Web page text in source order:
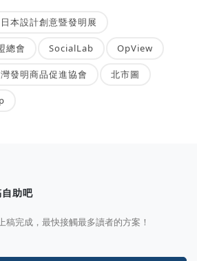
日本設計創意暨發明展
總會 SocialLab OpView
發明商品促進協會 北市圖
助吧
完成，最快接觸最多讀者的方案！